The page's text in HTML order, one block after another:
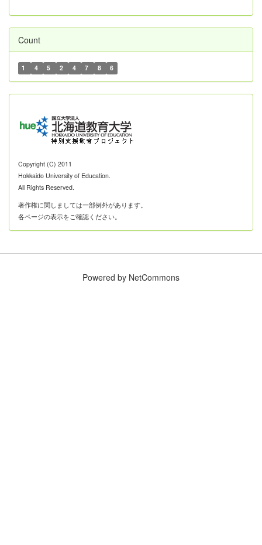
Count
1 4 5 2 4 7 8 6
Copyright (C) 2011
Hokkaido University of Education.
All Rights Reserved.
著作権に関しましては一部例外があります。
各ページの表示をご確認ください。
Powered by NetCommons